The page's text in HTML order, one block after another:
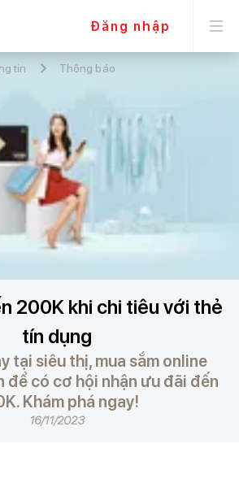
Đăng nhập
tin Thông báo
200K khi chi tiêu với thẻ
tín dụng
tại siêu thị, mua sắm online
để có cơ hội nhận ưu đãi đến
Khám phá ngay!
16/11/2023